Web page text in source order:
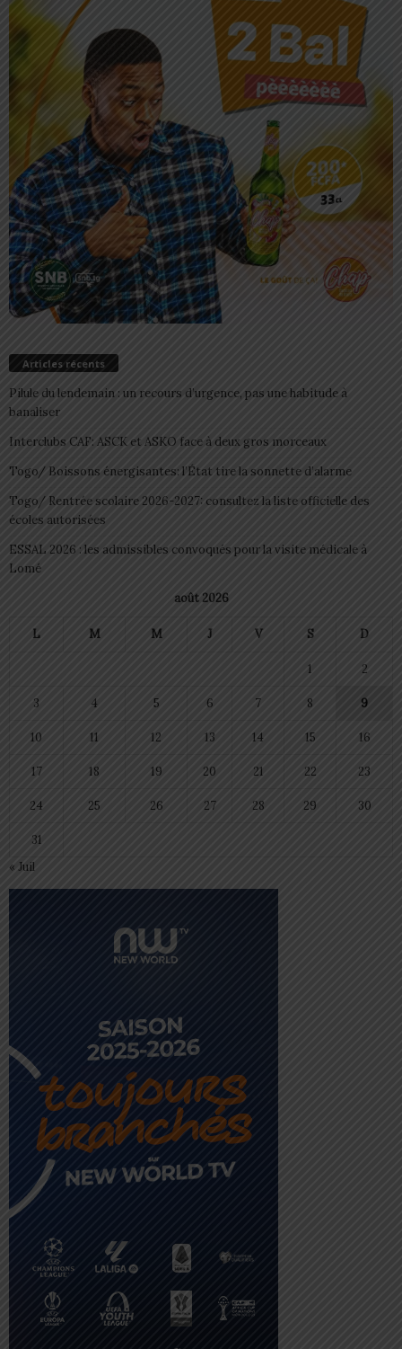
Articles récents
Pilule du lendemain : un recours d’urgence, pas une habitude à
banaliser
Interclubs CAF: ASCK et ASKO face à deux gros morceaux
Togo/ Boissons énergisantes: l’État tire la sonnette d’alarme
Togo/ Rentrée scolaire 2026-2027: consultez la liste officielle des
écoles autorisées
ESSAL 2026 : les admissibles convoqués pour la visite médicale à
Lomé
août 2026
L M M J V S D
1 2
3 4 5 6 7 8 9
10 11 12 13 14 15 16
17 18 19 20 21 22 23
24 25 26 27 28 29 30
31
« Juil